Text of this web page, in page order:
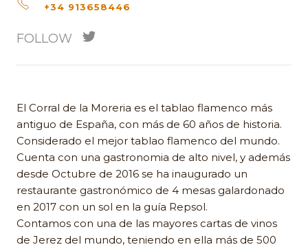
+34 913658446
FOLLOW
El Corral de la Moreria es el tablao flamenco más
antiguo de España, con más de 60 años de historia.
Considerado el mejor tablao flamenco del mundo.
Cuenta con una gastronomia de alto nivel, y además
desde Octubre de 2016 se ha inaugurado un
restaurante gastronómico de 4 mesas galardonado
en 2017 con un sol en la guía Repsol.
Contamos con una de las mayores cartas de vinos
de Jerez del mundo, teniendo en ella más de 500